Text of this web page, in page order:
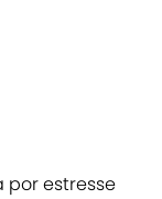
estresse